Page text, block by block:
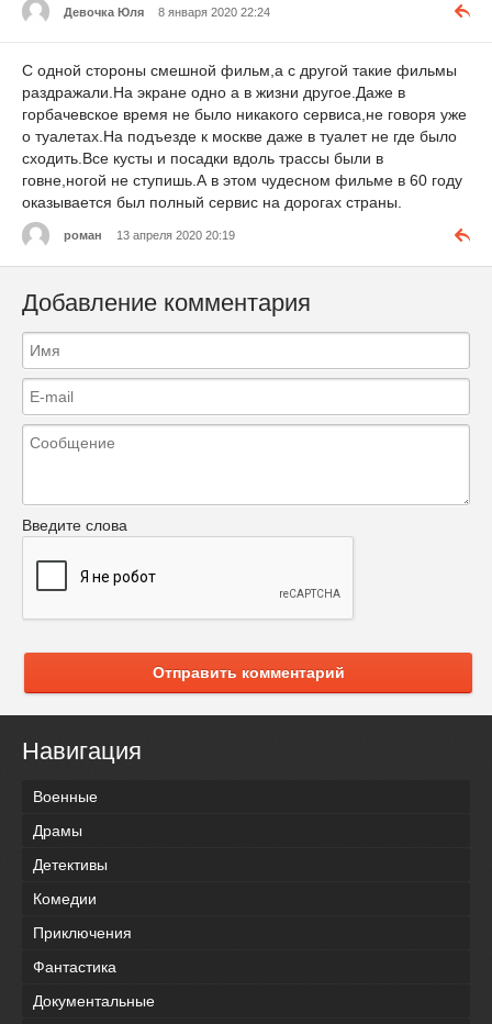
Девочка Юля 8 января 2020 22:24
С одной стороны смешной фильм,а с другой такие фильмы
раздражали.На экране одно а в жизни другое.Даже в
горбачевское время не было никакого сервиса,не говоря уже
о туалетах.На подъезде к москве даже в туалет не где было
сходить.Все кусты и посадки вдоль трассы были в
говне,ногой не ступишь.А в этом чудесном фильме в 60 году
оказывается был полный сервис на дорогах страны.
роман 13 апреля 2020 20:19
Добавление комментария
Введите слова
Отправить комментарий
Навигация
Военные
Драмы
Детективы
Комедии
Приключения
Фантастика
Документальные